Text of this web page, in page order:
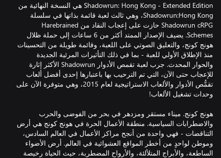
Shadowrun: Hong Kong - Extended Edition هي النسخة النهائية من
Shadowrun:Hong Kong، وهي ثالث لعبة قائمة بذاتها في سلسلة
Shadowrun cRPG حازت على إعجاب النقاد من Harebrained
Schemes. يضيف الإصدار الممتد أكثر من 6 ساعات إلى حملة ظلال
هونج كونج، والتعليق الصوتي على اللعبة، وقائمة طويلة من التحسينات
منذ الإطلاق الأولي للعبة - بما في ذلك التأثيرات المرئية الجديدة
والحوار المحدث. جرب لعبة تقمص الأدوار Shadowrun الأكثر إثارة
للإعجاب حتى الآن، التي تم الترحيب بها باعتبارها إحدى أفضل ألعاب
تقمُّص الأدوار والألعاب الاستراتيجية لعام 2015، وهي متوفرة الآن على
هونج كونج. ميناء مستقر ومزدهر في بحر من الفوضى والحرب
والاضطرابات السياسية. منطقة الأعمال الحرة في هونج كونج هي أرض
التناقضات - فهي واحدة من أنجح مراكز الأعمال في العالم السادس،
وموطن لواحدٍ من أخطر المواقع العشوائية في العالم. أرض الأضواء
الساطعة، والأبراج المتلألئة، والأرواح المضطربة، حيث الحياة رخيصة